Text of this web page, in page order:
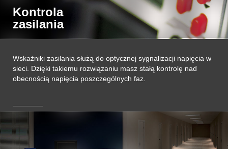
Kontrola
zasilania
Wskaźniki zasilania służą do optycznej sygnalizacji napięcia w
sieci. Dzięki takiemu rozwiązaniu masz stałą kontrolę nad
obecnością napięcia poszczególnych faz.